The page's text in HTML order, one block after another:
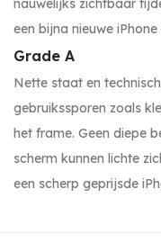
nauwelijks zichtbaar
een bijna nieuwe
Grade A
Nette staat en
gebruikssporen zoals
het frame. Geen diepe
scherm kunnen lichte
een scherp geprijsde